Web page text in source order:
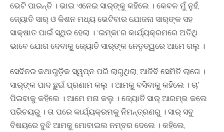
ଭେଟି ପାରନ୍ତି । ଭାଇ ଏନେଇ ସାର୍‍ଙ୍କୁ କହିଲେ । କେବଳ ମୁଁ ନୁହଁ,
ଜ୍ୟୋତି ସାର୍‍ ଓ କିଶନ ମଧ୍ୟ ଭେଟିବାର ଯୋଜନା ସାର୍‍ଙ୍କ ସହ
ସାକ୍ଷାତ ପାଇଁ ସ୍ଥିର ହେଲା । ‘ଇମ୍‍କା’ର କାର୍ଯ୍ୟକ୍ରମରେ ଅତିଥି
ଭାବେ ଯୋଗ ଦେବାକୁ ଜ୍ୟୋତି ସାର୍‍ଙ୍କ ନେତୃତ୍ୱରେ ଆମେ ଗଲୁ ।
ସେଦିନର କଥାଗୁଡି଼କ ସ୍ୱପ୍ନ ପରି ଲାଗୁଥିଲା, ଆଜିବି ସେମିତି ଲାଗେ ।
ସାର୍‍ଙ୍କ ପାଦ ଛୁଇଁ ପ୍ରଣାମ କଲୁ । ଆମକୁ ବସିବାକୁ କହିଲେ । ଚା’
ପିଇବାକୁ କହିଲେ । ଆମେ ମନା କଲୁ । ଜ୍ୟୋତି ସାର୍‍ ଆରମ୍ଭ କଲେ
ପରିଚୟରୁ । ତା ପରେ କାର୍ଯ୍ୟକ୍ରମକୁ ନିମନ୍ତ୍ରଣରୁ । ସାର୍‍ ସବୁ
ବିଷୟରେ ବୁଝି ଆମକୁ ମୋବାଇଲ ନମ୍ବର ଦେଲେ । କହିଲେ,